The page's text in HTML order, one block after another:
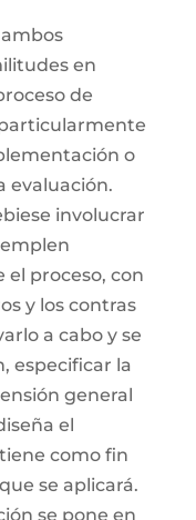
en
de
o
evaluación.
involucrar
proceso, con
y los contras
a cabo y se
especificar la
general
el
como fin
se aplicará.
se pone en